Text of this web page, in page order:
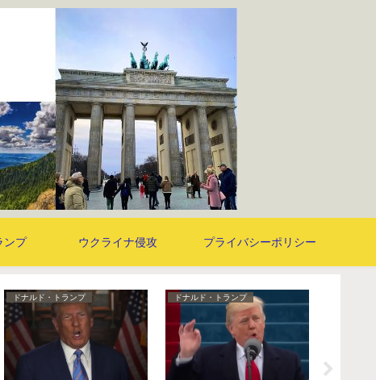
ンプ ウクライナ侵攻 プライバシーポリシー
ドナルド・トランプ ドナルド・トランプ